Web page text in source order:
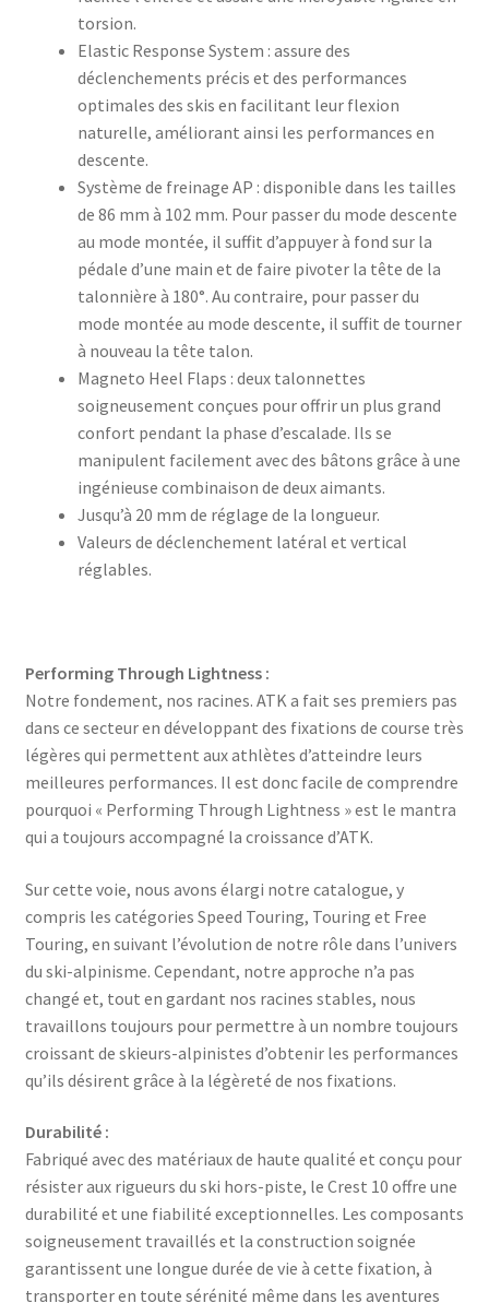
torsion.
Elastic Response System : assure des
déclenchements précis et des performances
optimales des skis en facilitant leur flexion
naturelle, améliorant ainsi les performances en
descente.
Système de freinage AP : disponible dans les tailles
de 86 mm à 102 mm. Pour passer du mode descente
au mode montée, il suffit d’appuyer à fond sur la
pédale d’une main et de faire pivoter la tête de la
talonnière à 180°. Au contraire, pour passer du
mode montée au mode descente, il suffit de tourner
à nouveau la tête talon.
Magneto Heel Flaps : deux talonnettes
soigneusement conçues pour offrir un plus grand
confort pendant la phase d’escalade. Ils se
manipulent facilement avec des bâtons grâce à une
ingénieuse combinaison de deux aimants.
Jusqu’à 20 mm de réglage de la longueur.
Valeurs de déclenchement latéral et vertical
réglables.
Performing Through Lightness :
Notre fondement, nos racines. ATK a fait ses premiers pas
dans ce secteur en développant des fixations de course très
légères qui permettent aux athlètes d’atteindre leurs
meilleures performances. Il est donc facile de comprendre
pourquoi « Performing Through Lightness » est le mantra
qui a toujours accompagné la croissance d’ATK.
Sur cette voie, nous avons élargi notre catalogue, y
compris les catégories Speed ​​​​Touring, Touring et Free
Touring, en suivant l’évolution de notre rôle dans l’univers
du ski-alpinisme. Cependant, notre approche n’a pas
changé et, tout en gardant nos racines stables, nous
travaillons toujours pour permettre à un nombre toujours
croissant de skieurs-alpinistes d’obtenir les performances
qu’ils désirent grâce à la légèreté de nos fixations.
Durabilité :
Fabriqué avec des matériaux de haute qualité et conçu pour
résister aux rigueurs du ski hors-piste, le Crest 10 offre une
durabilité et une fiabilité exceptionnelles. Les composants
soigneusement travaillés et la construction soignée
garantissent une longue durée de vie à cette fixation, à
transporter en toute sérénité même dans les aventures